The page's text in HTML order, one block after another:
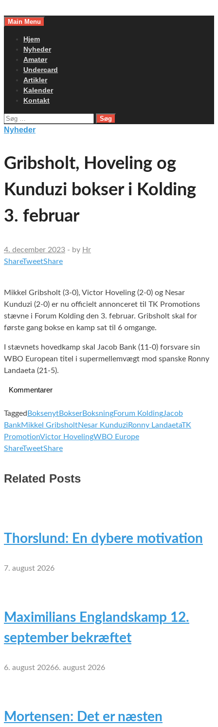
toMain Menu
Hjem
Nyheder
Amatør
Undercard
Artikler
Kalender
Kontakt
Søg
efter:
Nyheder
Gribsholt, Hoveling og
Kunduzi bokser i Kolding
3. februar
4. december 2023 - by Hr
ShareTweetShare
Mikkel Gribsholt (3-0), Victor Hoveling (2-0) og Nesar
Kunduzi (2-0) er nu officielt annonceret til TK Promotions
stævne i Forum Kolding den 3. februar. Gribsholt skal for
første gang bokse en kamp sat til 6 omgange.
I stævnets hovedkamp skal Jacob Bank (11-0) forsvare sin
WBO European titel i supermellemvægt mod spanske Ronny
Landaeta (21-5).
Kommentarer
Tagged BoksenytBokserBoksningForum KoldingJacob
BankMikkel GribsholtNesar Kunduzi Ronny LandaetaTK
PromotionVictor HovelingWBO Europe
ShareTweetShare
Related Posts
Thorslund: En dybere motivation
7. august 2026
Maximilians Englandskamp 12.
september bekræftet
6. august 20266. august 2026
Mortensen: Det er næsten